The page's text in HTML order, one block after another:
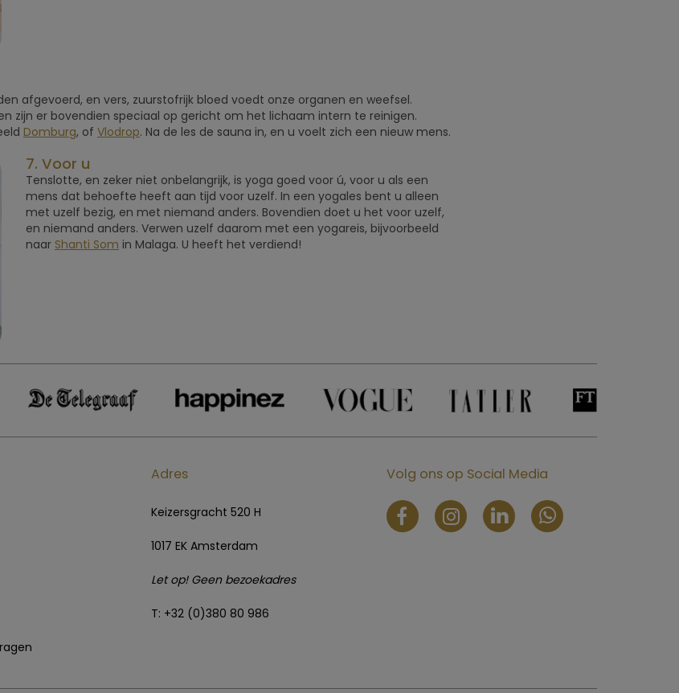
afgevoerd, en vers, zuurstofrijk bloed voedt onze organen en weefsel.
zijn er bovendien speciaal op gericht om het lichaam intern te reinigen.
Domburg, of Vlodrop. Na de les de sauna in, en u voelt zich een nieuw mens.
7. Voor u
Tenslotte, en zeker niet onbelangrijk, is yoga goed voor ú, voor u als een
mens dat behoefte heeft aan tijd voor uzelf. In een yogales bent u alleen
met uzelf bezig, en met niemand anders. Bovendien doet u het voor uzelf,
en niemand anders. Verwen uzelf daarom met een yogareis, bijvoorbeeld
naar Shanti Som in Malaga. U heeft het verdiend!
Adres
Keizersgracht 520 H
1017 EK Amsterdam
Let op! Geen bezoekadres
T: +32 (0)380 80 986
Volg ons op Social Media